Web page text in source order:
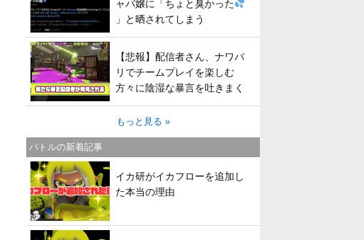
ャバ嬢に「ちょと臭かった
」と晒されてしまう
【悲報】配信者さん、ナワバ
リでチームプレイを楽しむ
方々に陰湿な暴言を吐きまく
ってしまう
もっと見る »
バトルの新着記事
イカ研がイカフローを追加し
た本当の理由